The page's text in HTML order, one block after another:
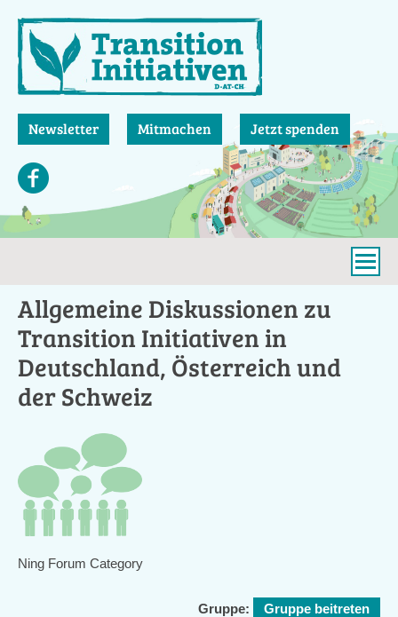
zum
Inhalt
Newsletter Mitmachen Jetzt spenden
Allgemeine Diskussionen zu
Transition Initiativen in
Deutschland, Österreich und
der Schweiz
Ning Forum Category
Gruppe: Gruppe beitreten